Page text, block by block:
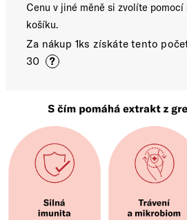
Cenu v jiné měně si zvolíte pomocí
košíku.
Za nákup 1ks získáte tento
30
?